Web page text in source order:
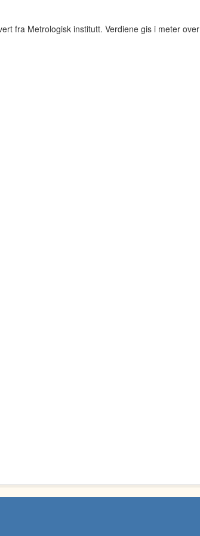
fra Metrologisk institutt. Verdiene gis i meter over